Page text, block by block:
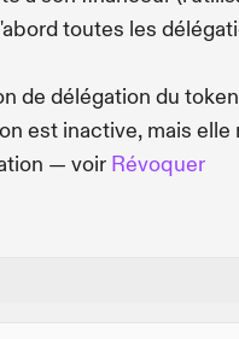
toutes les
de délégation du
est inactive, mais elle
— voir Révoquer